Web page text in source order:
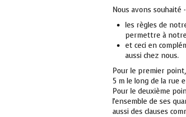
Nous avons souhaité
les règles de
permettre à
et ceci en
aussi chez nous.
Pour le premier
5 m le long de la rue
Pour le deuxième
l'ensemble de ses
aussi des clauses